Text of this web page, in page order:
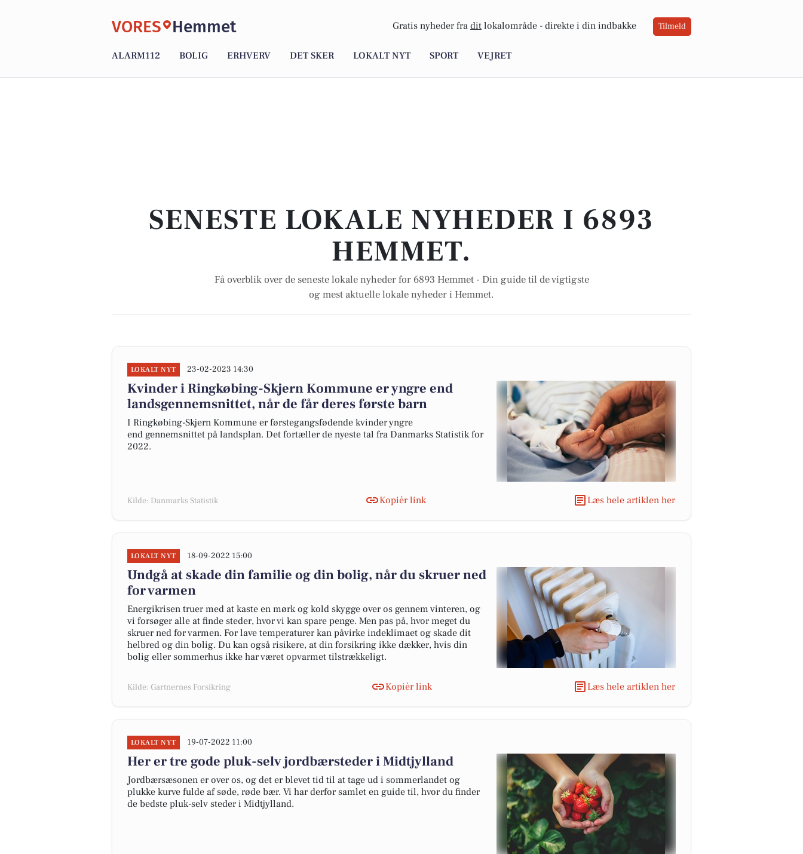
VORES Hemmet Gratis nyheder fra dit lokalområde - direkte i din indbakke Tilmeld
ALARM112 BOLIG ERHVERV DET SKER LOKALT NYT SPORT VEJRET
SENESTE LOKALE NYHEDER I 6893
HEMMET.
Få overblik over de seneste lokale nyheder for 6893 Hemmet - Din guide til de vigtigste
og mest aktuelle lokale nyheder i Hemmet.
LOKALT NYT 23-02-2023 14:30
Kvinder i Ringkøbing-Skjern Kommune er yngre end
landsgennemsnittet, når de får deres første barn
I Ringkøbing-Skjern Kommune er førstegangsfødende kvinder yngre
end gennemsnittet på landsplan. Det fortæller de nyeste tal fra Danmarks Statistik for
2022.
Kilde: Danmarks Statistik Kopiér link Læs hele artiklen her
LOKALT NYT 18-09-2022 15:00
Undgå at skade din familie og din bolig, når du skruer ned
for varmen
Energikrisen truer med at kaste en mørk og kold skygge over os gennem vinteren, og
vi forsøger alle at finde steder, hvor vi kan spare penge. Men pas på, hvor meget du
skruer ned for varmen. For lave temperaturer kan påvirke indeklimaet og skade dit
helbred og din bolig. Du kan også risikere, at din forsikring ikke dækker, hvis din
bolig eller sommerhus ikke har været opvarmet tilstrækkeligt.
Kilde: Gartnernes Forsikring Kopiér link Læs hele artiklen her
LOKALT NYT 19-07-2022 11:00
Her er tre gode pluk-selv jordbærsteder i Midtjylland
Jordbærsæsonen er over os, og det er blevet tid til at tage ud i sommerlandet og
plukke kurve fulde af søde, røde bær. Vi har derfor samlet en guide til, hvor du finder
de bedste pluk-selv steder i Midtjylland.